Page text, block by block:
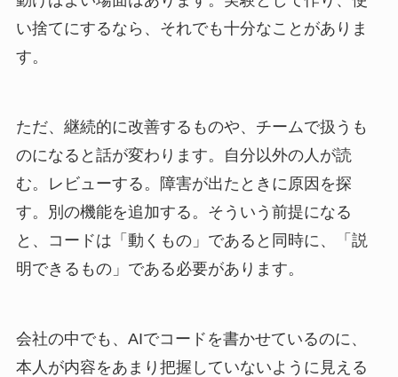
い捨てにするなら、それでも十分なことがありま
す。
ただ、継続的に改善するものや、チームで扱うも
のになると話が変わります。自分以外の人が読
む。レビューする。障害が出たときに原因を探
す。別の機能を追加する。そういう前提になる
と、コードは「動くもの」であると同時に、「説
明できるもの」である必要があります。
会社の中でも、AIでコードを書かせているのに、
本人が内容をあまり把握していないように見える